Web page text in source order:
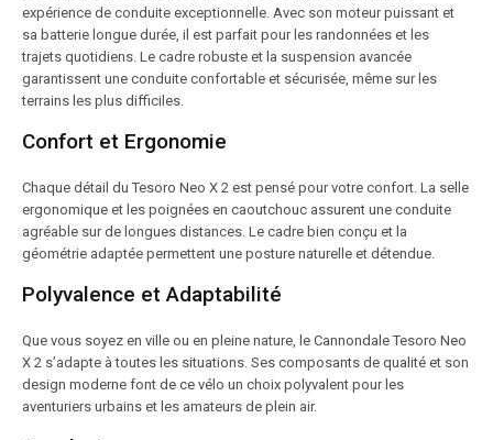
expérience de conduite exceptionnelle. Avec son moteur puissant et
sa batterie longue durée, il est parfait pour les randonnées et les
trajets quotidiens. Le cadre robuste et la suspension avancée
garantissent une conduite confortable et sécurisée, même sur les
terrains les plus difficiles.
Confort et Ergonomie
Chaque détail du Tesoro Neo X 2 est pensé pour votre confort. La selle
ergonomique et les poignées en caoutchouc assurent une conduite
agréable sur de longues distances. Le cadre bien conçu et la
géométrie adaptée permettent une posture naturelle et détendue.
Polyvalence et Adaptabilité
Que vous soyez en ville ou en pleine nature, le Cannondale Tesoro Neo
X 2 s’adapte à toutes les situations. Ses composants de qualité et son
design moderne font de ce vélo un choix polyvalent pour les
aventuriers urbains et les amateurs de plein air.